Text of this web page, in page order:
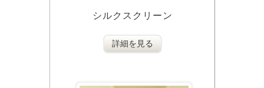
シルクスクリーン
詳細を見る